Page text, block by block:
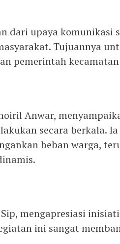
dari upaya komunikasi
Tujuannya
pemerintah
Anwar,
secara berkala.
beban warga,
mengapresiasi
ini sangat